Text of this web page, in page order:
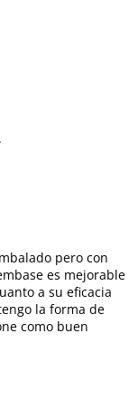
pero con
es mejorable
a su eficacia
la forma de
como buen